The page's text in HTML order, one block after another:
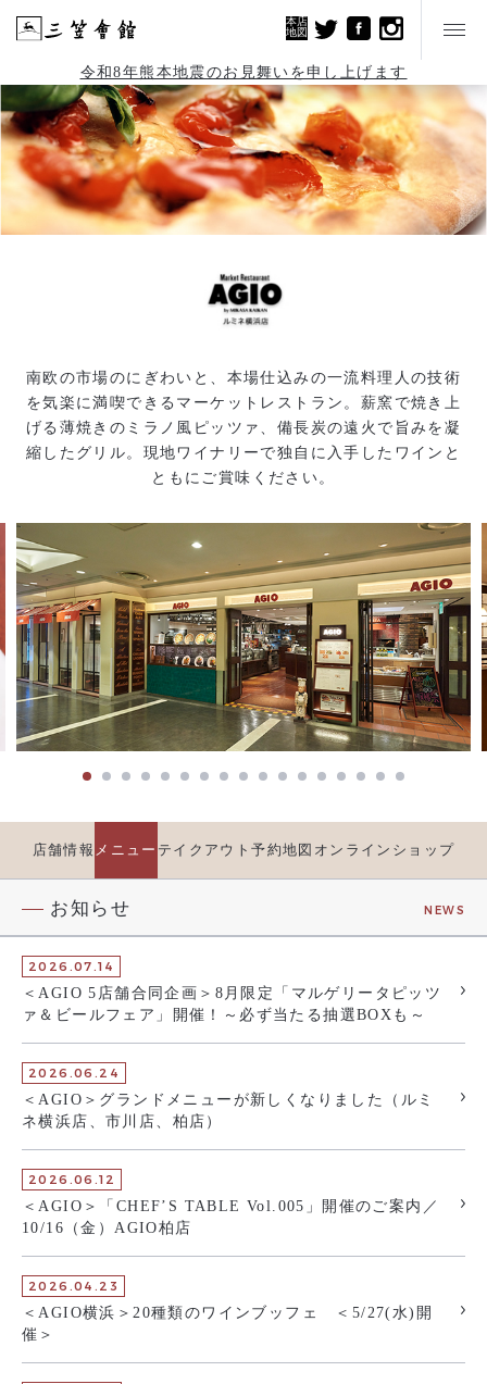
本店
地図
令和8年熊本地震のお見舞いを申し上げます
南欧の市場のにぎわいと、本場仕込みの一流料理人の技術
を気楽に満喫できるマーケットレストラン。薪窯で焼き上
げる薄焼きのミラノ風ピッツァ、備長炭の遠火で旨みを凝
縮したグリル。現地ワイナリーで独自に入手したワインと
ともにご賞味ください。
店舗情報 メニュー テイクアウト予約地図 オンラインショップ
お知らせ NEWS
2026.07.14
＜AGIO 5店舗合同企画＞8月限定「マルゲリータピッツ
ァ＆ビールフェア」開催！～必ず当たる抽選BOXも～
2026.06.24
＜AGIO＞グランドメニューが新しくなりました（ルミ
ネ横浜店、市川店、柏店）
2026.06.12
＜AGIO＞「CHEF’S TABLE Vol.005」開催のご案内／
10/16（金）AGIO柏店
2026.04.23
＜AGIO横浜＞20種類のワインブッフェ ＜5/27(水)開
催＞